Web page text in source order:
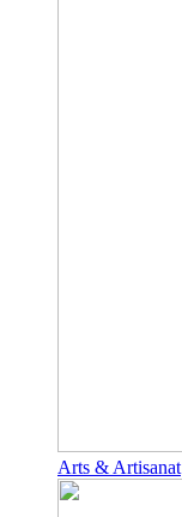
Arts & Artisanat